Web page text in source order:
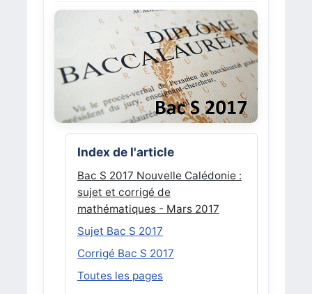
Index de l'article
Bac S 2017 Nouvelle Calédonie :
sujet et corrigé de
mathématiques - Mars 2017
Sujet Bac S 2017
Corrigé Bac S 2017
Toutes les pages